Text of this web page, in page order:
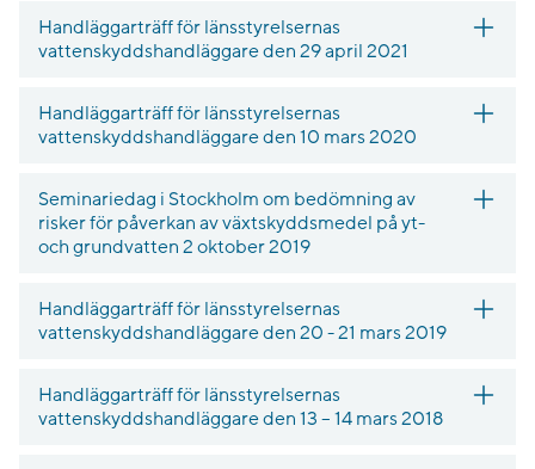
Handläggarträff för länsstyrelsernas
vattenskyddshandläggare den 29 april 2021
Handläggarträff för länsstyrelsernas
vattenskyddshandläggare den 10 mars 2020
Seminariedag i Stockholm om bedömning av
risker för påverkan av växtskyddsmedel på yt-
och grundvatten 2 oktober 2019
Handläggarträff för länsstyrelsernas
vattenskyddshandläggare den 20 - 21 mars 2019
Handläggarträff för länsstyrelsernas
vattenskyddshandläggare den 13 – 14 mars 2018